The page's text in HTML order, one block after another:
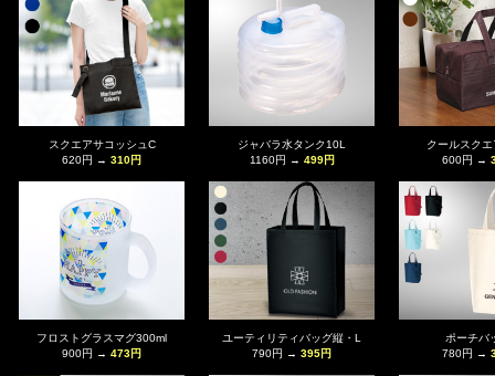
スクエアサコッシュC
620円 → 310円
ジャバラ水タンク10L
1160円 → 499円
クールスク
600円 →
フロストグラスマグ300ml
900円 → 473円
ユーティリティバッグ縦・L
790円 → 395円
ポーチバ
780円 →